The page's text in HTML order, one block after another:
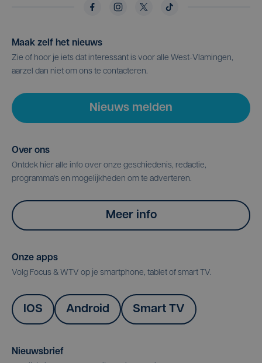
Maak zelf het nieuws
Zie of hoor je iets dat interessant is voor alle West-Vlamingen,
aarzel dan niet om ons te contacteren.
Nieuws melden
Over ons
Ontdek hier alle info over onze geschiedenis, redactie,
programma's en mogelijkheden om te adverteren.
Meer info
Onze apps
Volg Focus & WTV op je smartphone, tablet of smart TV.
IOS Android Smart TV
Nieuwsbrief